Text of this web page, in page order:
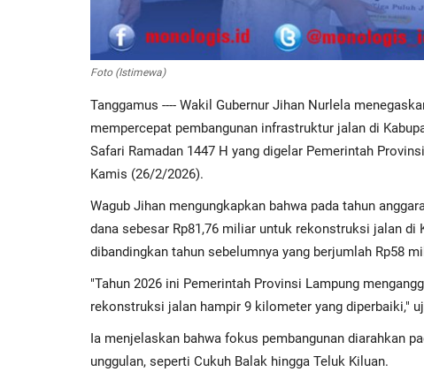
Foto (Istimewa)
Tanggamus ---- Wakil Gubernur Jihan Nurlela
mempercepat pembangunan infrastruktur jalan di
Safari Ramadan 1447 H yang digelar Pemerintah
Kamis (26/2/2026).
​Wagub Jihan mengungkapkan bahwa pada tahun
dana sebesar Rp81,76 miliar untuk rekonstruksi jalan
dibandingkan tahun sebelumnya yang berjumlah Rp58
​"Tahun 2026 ini Pemerintah Provinsi Lampung
rekonstruksi jalan hampir 9 kilometer yang diperbaiki,"
​Ia menjelaskan bahwa fokus pembangunan diarahkan
unggulan, seperti Cukuh Balak hingga Teluk Kiluan.